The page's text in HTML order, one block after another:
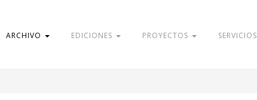
ARCHIVO EDICIONES PROYECTOS SERVICIOS